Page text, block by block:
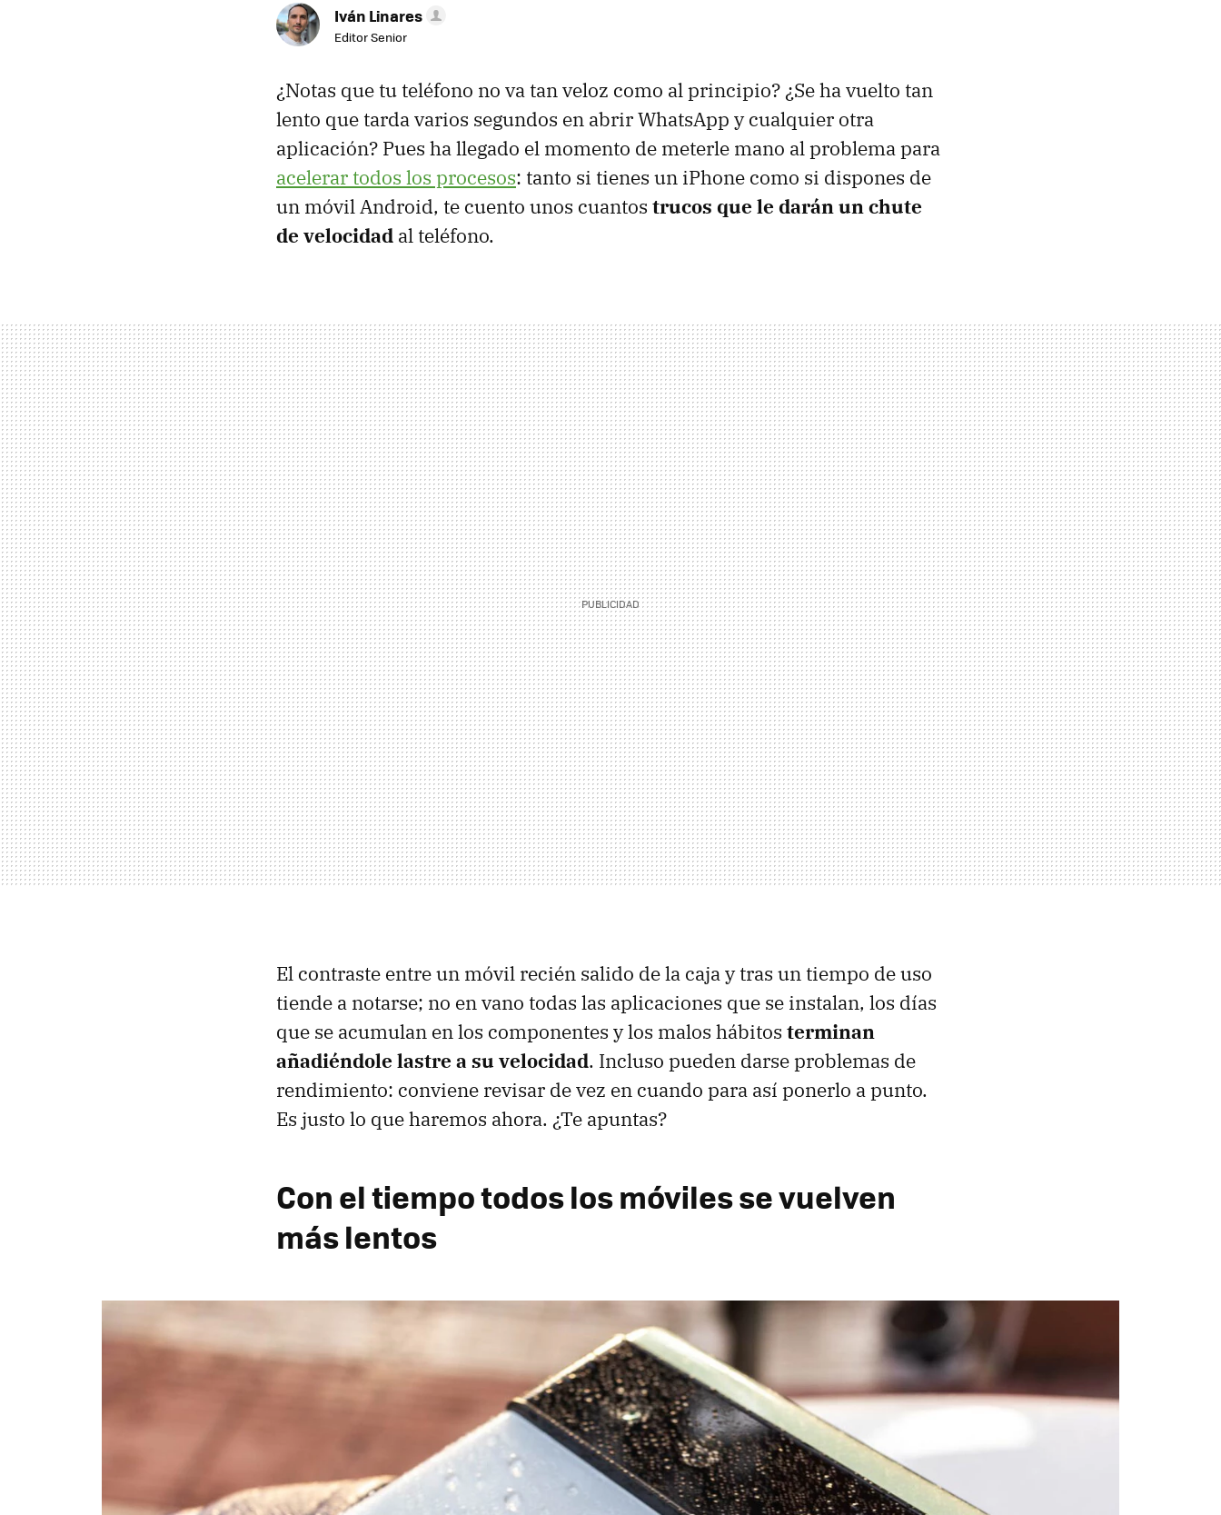
Iván Linares
Editor Senior
¿Notas que tu teléfono no va tan veloz como al principio? ¿Se ha vuelto tan
lento que tarda varios segundos en abrir WhatsApp y cualquier otra
aplicación? Pues ha llegado el momento de meterle mano al problema para
acelerar todos los procesos: tanto si tienes un iPhone como si dispones de
un móvil Android, te cuento unos cuantos trucos que le darán un chute
de velocidad al teléfono.
El contraste entre un móvil recién salido de la caja y tras un tiempo de uso
tiende a notarse; no en vano todas las aplicaciones que se instalan, los días
que se acumulan en los componentes y los malos hábitos terminan
añadiéndole lastre a su velocidad. Incluso pueden darse problemas de
rendimiento: conviene revisar de vez en cuando para así ponerlo a punto.
Es justo lo que haremos ahora. ¿Te apuntas?
Con el tiempo todos los móviles se vuelven
más lentos